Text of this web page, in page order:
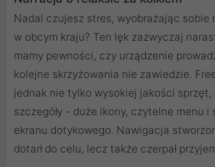
Nadal czujesz stres, wyobrażając sobie
w obcym kraju? Ten lęk zazwyczaj
mamy pewności, czy urządzenie
kolejne skrzyżowania nie zawiedzie.
jednak nie tylko wysokiej jakości sprzęt,
szczegóły - duże ikony, czytelne menu i
ekranu dotykowego. Nawigacja
dotarł do celu, lecz także czerpał